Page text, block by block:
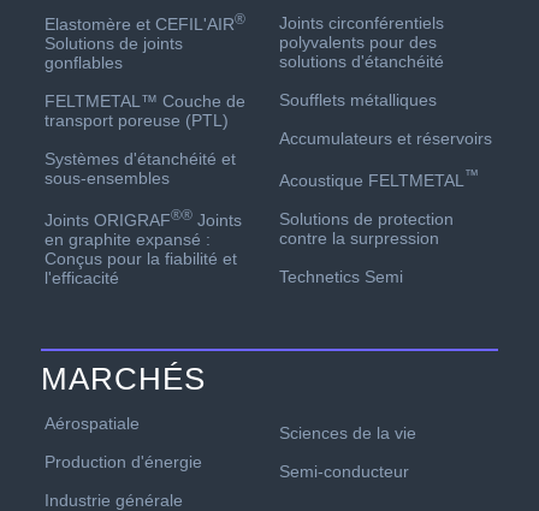
Elastomère et CEFIL'AIR®
Solutions de joints
gonflables
FELTMETAL™ Couche de
transport poreuse (PTL)
Systèmes d'étanchéité et
sous-ensembles
Joints ORIGRAF®®Joints
en graphite expansé :
Conçus pour la fiabilité et
l'efficacité
Joints circonférentiels
polyvalents pour des
solutions d'étanchéité
Soufflets métalliques
Accumulateurs et réservoirs
Acoustique FELTMETAL ™
Solutions de protection
contre la surpression
Technetics Semi
MARCHÉS
Aérospatiale
Production d'énergie
Industrie générale
Sciences de la vie
Semi-conducteur